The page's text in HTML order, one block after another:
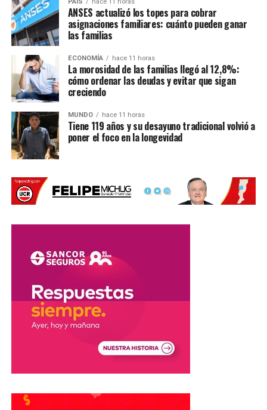
Fe
Desde el Gobierno santafesino esperaban la publicación
del decreto para agilizar el ingreso de materiales que ya
fueron adquiridos.
Una parte del equipamiento
territorio santafesino, mientras que otras cargas
permanecen en tránsito. Algunas demoras estuvieron
relacionadas con las condiciones climáticas.
equipamiento para atletismo que es trasladado por cuatro
camiones y que sufrió demoras debido a las nevadas en
principalmente indumentaria y tecnología.
Los Juegos tendrán sedes en Santa
Fe, Rosario y Rafaela
XIII Juegos Suramericanos Santa Fe 2026
desarrollarán entre el12 y el 26 de septiembre
Santa Fe, Rosario y Rafaela
acontecimientos deportivos que se realizarán en el país
PAIS hace 11 horas
ANSES actualizó los topes para cobrar
asignaciones familiares: cuánto pueden ganar
las familias
ECONOMÍA hace 11 horas
La morosidad de las familias llegó al 12,8%:
cómo ordenar las deudas y evitar que sigan
creciendo
MUNDO hace 11 horas
Tiene 119 años y su desayuno tradicional volvió a
poner el foco en la longevidad